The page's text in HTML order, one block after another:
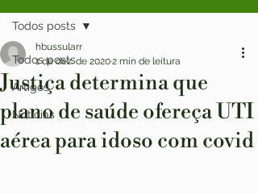
Todos posts
Artigos
Notícias
Todos posts
Justiça determina que
plano de saúde ofereça UTI
aérea para idoso com covid
hbussularr
1 de dez. de 20202 min de leitura